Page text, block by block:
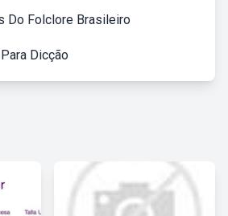
Do Folclore Brasileiro
Dicção